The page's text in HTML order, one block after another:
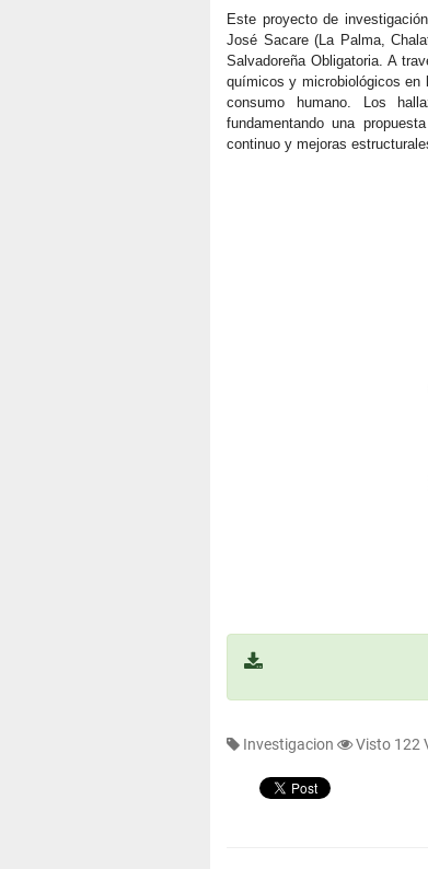
Este proyecto de
José Sacare (La Palma,
Salvadoreña Obligatoria. A
químicos y microbiológicos en
consumo humano. Los
fundamentando una
continuo y mejoras
Investigacion Visto 122